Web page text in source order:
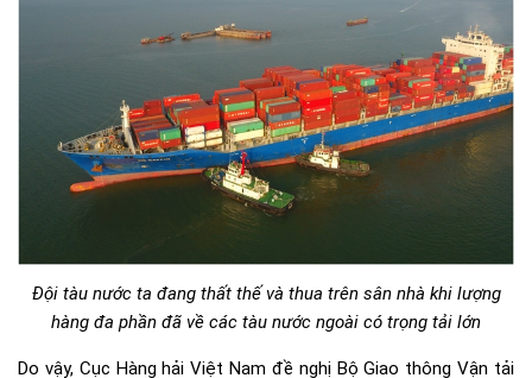
Đội tàu nước ta đang thất thế và thua trên sân nhà khi lượng
hàng đa phần đã về các tàu nước ngoài có trọng tải lớn
Do vậy, Cục Hàng hải Việt Nam đề nghị Bộ Giao thông Vận tải